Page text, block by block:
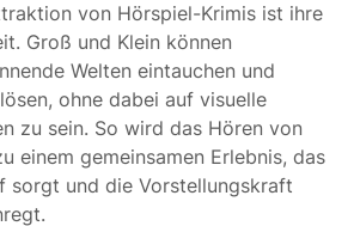
von Hörspiel-Krimis ist ihre
Groß und Klein können
Welten eintauchen und
ohne dabei auf visuelle
zu sein. So wird das Hören von
einem gemeinsamen Erlebnis, das
sorgt und die Vorstellungskraft